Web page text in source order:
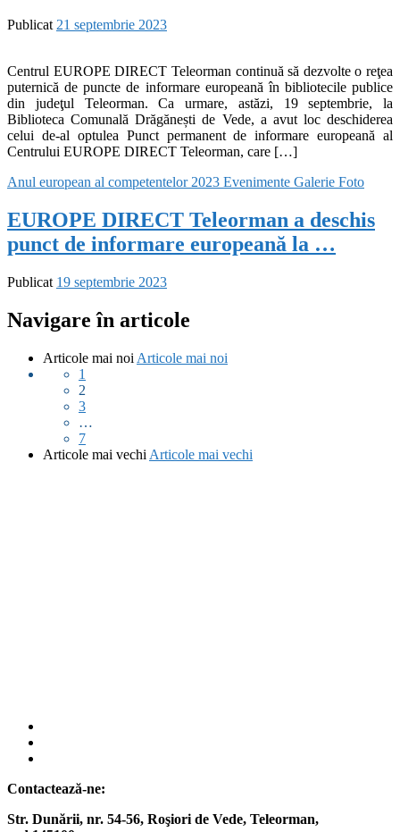
Publicat 21 septembrie 2023
Centrul EUROPE DIRECT Teleorman continuă să dezvolte o reţea
puternică de puncte de informare europeană în bibliotecile publice
din judeţul Teleorman. Ca urmare, astăzi, 19 septembrie, la
Biblioteca Comunală Drăgănești de Vede, a avut loc deschiderea
celui de-al optulea Punct permanent de informare europeană al
Centrului EUROPE DIRECT Teleorman, care […]
Anul european al competentelor 2023 Evenimente Galerie Foto
EUROPE DIRECT Teleorman a deschis
punct de informare europeană la …
Publicat 19 septembrie 2023
Navigare în articole
Articole mai noi Articole mai noi
1
2
3
…
7
Articole mai vechi Articole mai vechi
twitter
Contactează-ne:
Str. Dunării, nr. 54-56, Roşiori de Vede, Teleorman,